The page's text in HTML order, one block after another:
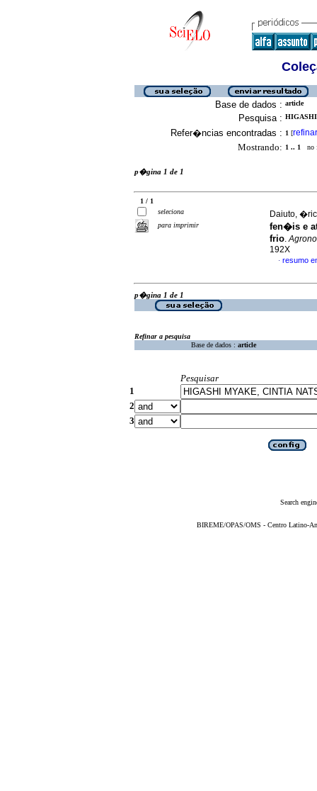
Base de dados : article
Pesquisa :
Refer�ncias encontradas : 1 [refinar
Mostrando: 1 .. 1 no
p�gina 1 de 1
1 / 1
seleciona
para imprimir
Daiuto,
fen�is e
frio.
192X
· resumo
p�gina 1 de 1
Refinar a pesquisa
Base de dados : article
Pesquisar
1
2
3
Search
BIREME/OPAS/OMS - Centro Latino-